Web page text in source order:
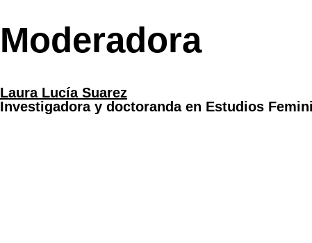
Moderadora
Laura Lucía Suarez
Investigadora y doctoranda en Estudios